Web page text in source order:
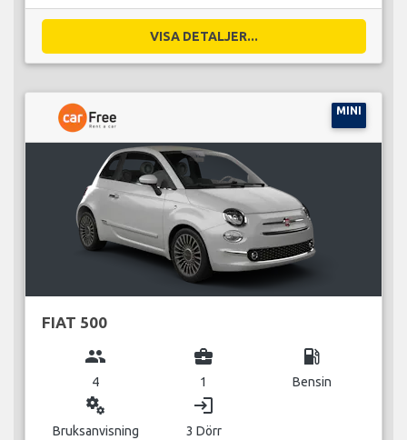
VISA DETALJER...
MINI
FIAT 500
group
4
business_center
1
local_gas_station
Bensin
miscellaneous_services
Bruksanvisning
login
3 Dörr